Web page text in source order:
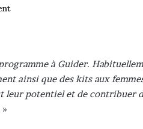
à Guider.
ainsi que des kits aux
leur potentiel et de contribuer
»